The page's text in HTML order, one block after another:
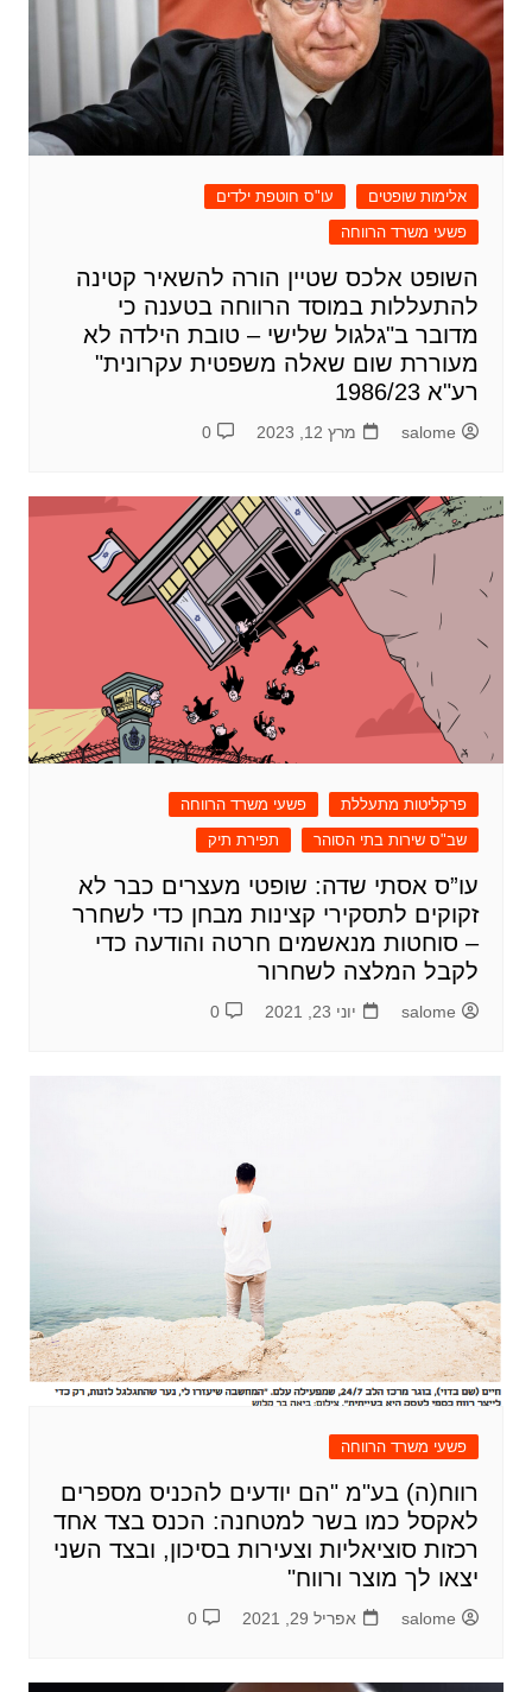
אלימות שופטים
עו"ס חוטפת ילדים
פשעי משרד הרווחה
השופט אלכס שטיין הורה להשאיר קטינה
להתעללות במוסד הרווחה בטענה כי
מדובר ב"גלגול שלישי – טובת הילדה לא
מעוררת שום שאלה משפטית עקרונית"
רע"א 1986/23
salome מרץ 12, 2023 0
פרקליטות מתעללת
פשעי משרד הרווחה
שב"ס שירות בתי הסוהר
תפירת תיק
עו”ס אסתי שדה: שופטי מעצרים כבר לא
זקוקים לתסקירי קצינות מבחן כדי לשחרר
– סוחטות מנאשמים חרטה והודעה כדי
לקבל המלצה לשחרור
salome יוני 23, 2021 0
פשעי משרד הרווחה
רווח(ה) בע"מ "הם יודעים להכניס מספרים
לאקסל כמו בשר למטחנה: הכנס בצד אחד
רכזות סוציאליות וצעירות בסיכון, ובצד השני
יצאו לך מוצר ורווח"
salome אפריל 29, 2021 0